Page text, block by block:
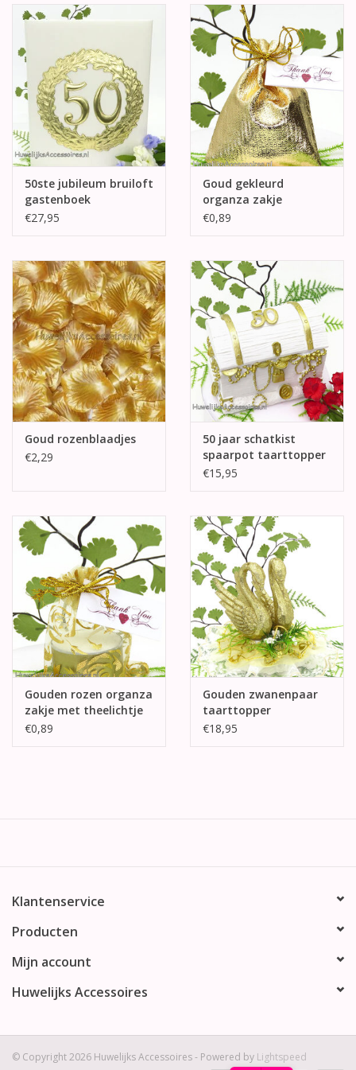
50ste jubileum bruiloft
gastenboek
€27,95
Goud gekleurd
organza zakje
€0,89
Goud rozenblaadjes
€2,29
50 jaar schatkist
spaarpot taarttopper
€15,95
Gouden rozen organza
zakje met theelichtje
€0,89
Gouden zwanenpaar
taarttopper
€18,95
Klantenservice
Producten
Mijn account
Huwelijks Accessoires
© Copyright 2026 Huwelijks Accessoires - Powered by Lightspeed